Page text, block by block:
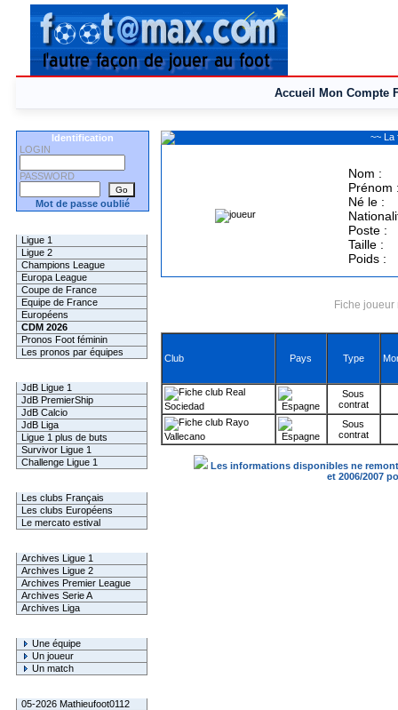
Accueil Mon Compte
Identification
LOGIN
PASSWORD
Mot de passe oublié
Ligue 1
Ligue 2
Champions League
Europa League
Coupe de France
Equipe de France
Européens
CDM 2026
Pronos Foot féminin
Les pronos par équipes
JdB Ligue 1
JdB PremierShip
JdB Calcio
JdB Liga
Ligue 1 plus de buts
Survivor Ligue 1
Challenge Ligue 1
Les clubs Français
Les clubs Européens
Le mercato estival
Archives Ligue 1
Archives Ligue 2
Archives Premier League
Archives Serie A
Archives Liga
Une équipe
Un joueur
Un match
05-2026 Mathieufoot0112
~~ La
Nom :
Prénom
Né le :
Poste :
Taille :
Poids :
Fiche
Club Pays Type
Real
Sociedad
Sous
contrat
Rayo
Vallecano
Sous
contrat
Les informations disponibles ne
et 2006/2007